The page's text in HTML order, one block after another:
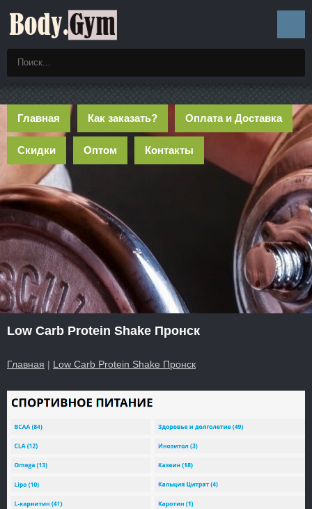
Главная Как заказать? Оплата и Доставка
Скидки Оптом Контакты
Low Carb Protein Shake Пронск
Главная | Low Carb Protein Shake Пронск